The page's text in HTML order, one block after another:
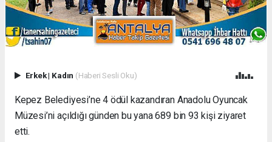
Erkek| Kadın (Haberi Sesli Oku)
Kepez Belediyesi’ne 4 ödül kazandıran Anadolu Oyuncak
Müzesi’ni açıldığı günden bu yana 689 bin 93 kişi ziyaret
etti.